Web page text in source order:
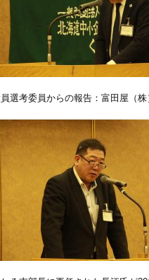
員選考委員からの報告：富田屋（